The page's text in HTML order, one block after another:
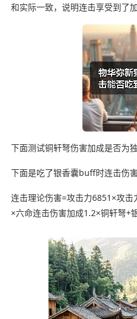
和实际一致，说明连击享受到了
下面测试铜轩弩伤害加成是否为
下面是吃了银香囊buff时连击伤害
连击理论伤害=攻击力6851×攻
×六命连击伤害加成1.2×铜轩弩